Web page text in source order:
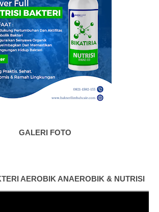
GALERI FOTO
AEROBIK ANAEROBIK & NUTRISI